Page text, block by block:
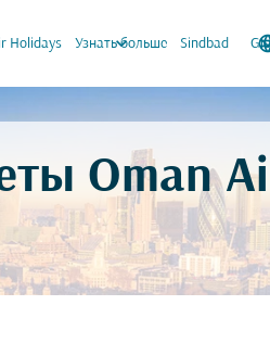
Holidays Узнать больше
keyboard_arrow_down Sindbad
Oman